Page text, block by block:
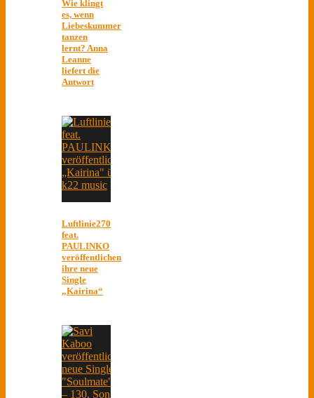
Wie klingt
es, wenn
Liebeskummer
tanzen
lernt? Anna
Leanne
liefert die
Antwort
Luftlinie270
feat.
PAULINKO
veröffentlichen
ihre neue
Single
„Kairina“